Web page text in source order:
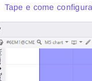
Tape e come